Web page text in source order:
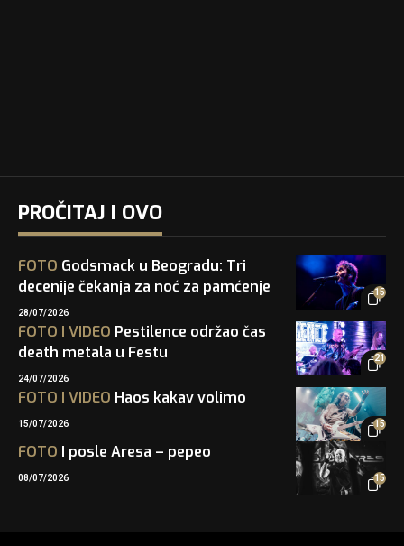
PROČITAJ I OVO
15
FOTO Godsmack u Beogradu: Tri
decenije čekanja za noć za pamćenje
28/07/2026
21
FOTO I VIDEO Pestilence održao čas
death metala u Festu
24/07/2026
15
FOTO I VIDEO Haos kakav volimo
15/07/2026
15
FOTO I posle Aresa – pepeo
08/07/2026